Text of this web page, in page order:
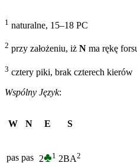
1 naturalne, 15–18 PC
2 przy założeniu, iż N ma rękę
3 cztery piki, brak czterech kierów
Wspólny Język:
W N E S
pas pas 2♣1 2BA2